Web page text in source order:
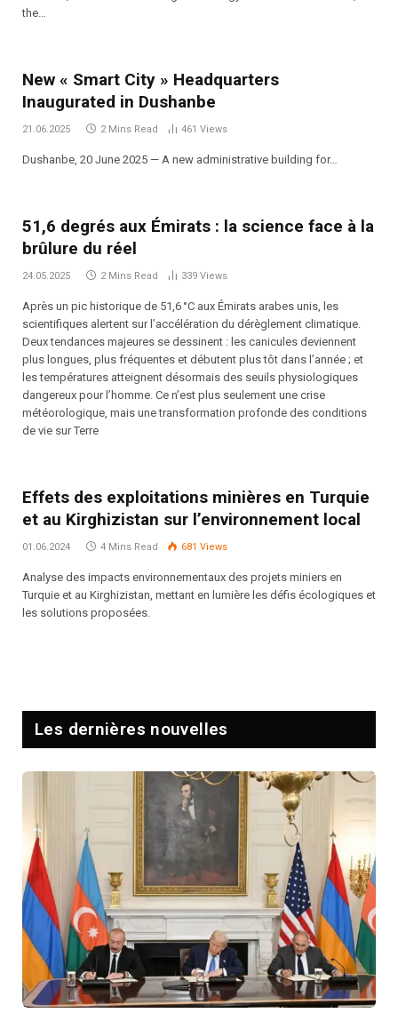
the…
New « Smart City » Headquarters
Inaugurated in Dushanbe
21.06.2025 2 Mins Read 461 Views
Dushanbe, 20 June 2025 — A new administrative building for…
51,6 degrés aux Émirats : la science face à la
brûlure du réel
24.05.2025 2 Mins Read 339 Views
Après un pic historique de 51,6 °C aux Émirats arabes unis, les
scientifiques alertent sur l’accélération du dérèglement climatique.
Deux tendances majeures se dessinent : les canicules deviennent
plus longues, plus fréquentes et débutent plus tôt dans l’année ; et
les températures atteignent désormais des seuils physiologiques
dangereux pour l’homme. Ce n’est plus seulement une crise
météorologique, mais une transformation profonde des conditions
de vie sur Terre
Effets des exploitations minières en Turquie
et au Kirghizistan sur l’environnement local
01.06.2024 4 Mins Read 681 Views
Analyse des impacts environnementaux des projets miniers en
Turquie et au Kirghizistan, mettant en lumière les défis écologiques et
les solutions proposées.
Les dernières nouvelles